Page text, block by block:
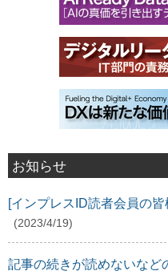
お知らせ
[インプレスID読者会員の
(2023/4/19)
記事の続きが読めないなど